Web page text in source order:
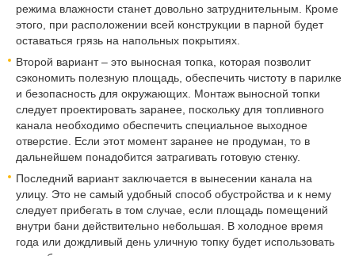
режима влажности станет довольно затруднительным. Кроме
этого, при расположении всей конструкции в парной будет
оставаться грязь на напольных покрытиях.
Второй вариант – это выносная топка, которая позволит
сэкономить полезную площадь, обеспечить чистоту в парилке
и безопасность для окружающих. Монтаж выносной топки
следует проектировать заранее, поскольку для топливного
канала необходимо обеспечить специальное выходное
отверстие. Если этот момент заранее не продуман, то в
дальнейшем понадобится затрагивать готовую стенку.
Последний вариант заключается в вынесении канала на
улицу. Это не самый удобный способ обустройства и к нему
следует прибегать в том случае, если площадь помещений
внутри бани действительно небольшая. В холодное время
года или дождливый день уличную топку будет использовать